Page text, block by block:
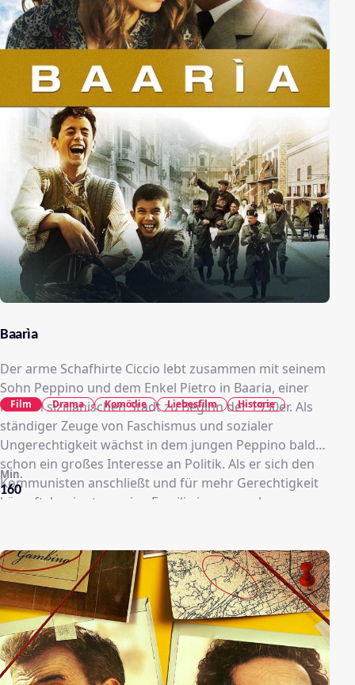
Baarìa
Der arme Schafhirte Ciccio lebt zusammen mit seinem
Sohn Peppino und dem Enkel Pietro in Baaria, einer
kleinen sizilianischen Stadt zu Beginn der 1930er. Als
ständiger Zeuge von Faschismus und sozialer
Ungerechtigkeit wächst in dem jungen Peppino bald
schon ein großes Interesse an Politik. Als er sich den
Kommunisten anschließt und für mehr Gerechtigkeit
kämpft, beginnt er, seine Familie immer mehr zu
160
Min.
Film Drama Komödie Liebesfilm Historie